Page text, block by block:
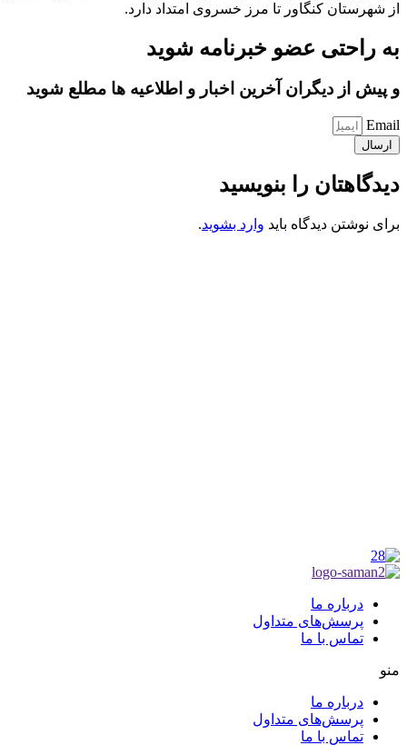
از شهرستان کنگاور تا مرز خسروی امتداد دارد.
به راحتی عضو خبرنامه شوید
و پیش از دیگران آخرین اخبار و اطلاعیه ها مطلع شوید
Email
ارسال
دیدگاهتان را بنویسید
برای نوشتن دیدگاه باید وارد بشوید.
درباره ما
پرسش‌های متداول
تماس با ما
منو
درباره ما
پرسش‌های متداول
تماس با ما